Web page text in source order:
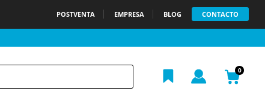
POSTVENTA EMPRESA BLOG CONTACTO
0